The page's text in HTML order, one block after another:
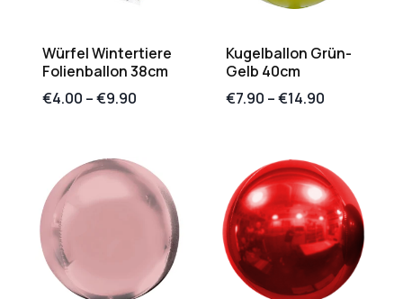
Würfel Wintertiere
Folienballon 38cm
€4.00 –€9.90
Kugelballon Grün-
Gelb 40cm
€7.90 –€14.90